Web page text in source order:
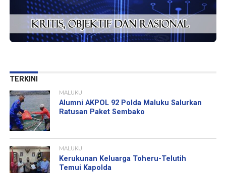
TERKINI
MALUKU
Alumni AKPOL 92 Polda Maluku Salurkan
Ratusan Paket Sembako
MALUKU
Kerukunan Keluarga Toheru-Telutih
Temui Kapolda